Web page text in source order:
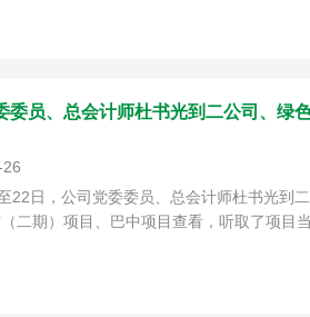
委员、总会计师杜书光到二公司、绿
22日，公司党委委员、总会计师杜书光到
二期）项目、巴中项目查看，听取了项目